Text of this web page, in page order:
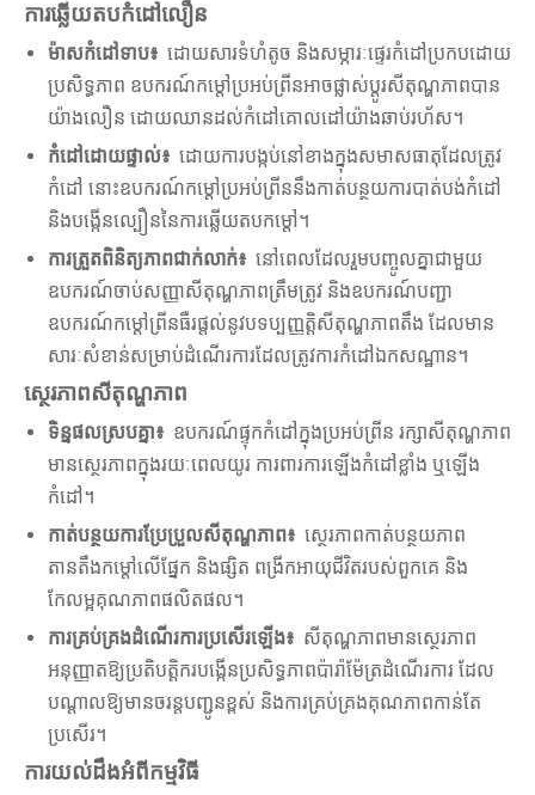
ការឆ្លើយតបកំដៅលឿន
ម៉ាសកំដៅទាប៖ ដោយសារទំហំតូច និងសម្ភារៈផ្ទេរកំដៅប្រកបដោយ
ប្រសិទ្ធភាព ឧបករណ៍កម្តៅប្រអប់ព្រីនអាចផ្លាស់ប្តូរសីតុណ្ហភាពបាន
យ៉ាងលឿន ដោយឈានដល់កំដៅគោលដៅយ៉ាងឆាប់រហ័ស។
កំដៅដោយផ្ទាល់៖ ដោយការបង្កប់នៅខាងក្នុងសមាសធាតុដែលត្រូវ
កំដៅ នោះឧបករណ៍កម្តៅប្រអប់ព្រីននឹងកាត់បន្ថយការបាត់បង់កំដៅ
និងបង្កើនល្បឿននៃការឆ្លើយតបកម្ដៅ។
ការត្រួតពិនិត្យភាពជាក់លាក់៖ នៅពេលដែលរួមបញ្ចូលគ្នាជាមួយ
ឧបករណ៍ចាប់សញ្ញាសីតុណ្ហភាពត្រឹមត្រូវ និងឧបករណ៍បញ្ជា
ឧបករណ៍កម្តៅព្រីនធឺរផ្តល់នូវបទប្បញ្ញត្តិសីតុណ្ហភាពតឹង ដែលមាន
សារៈសំខាន់សម្រាប់ដំណើរការដែលត្រូវការកំដៅឯកសណ្ឋាន។
ស្ថេរភាពសីតុណ្ហភាព
ទិន្នផលស្របគ្នា៖ ឧបករណ៍ផ្ទុកកំដៅក្នុងប្រអប់ព្រីន រក្សាសីតុណ្ហភាព
មានស្ថេរភាពក្នុងរយៈពេលយូរ ការពារការឡើងកំដៅខ្លាំង ឬឡើង
កំដៅ។
កាត់បន្ថយការប្រែប្រួលសីតុណ្ហភាព៖ ស្ថេរភាពកាត់បន្ថយភាព
តានតឹងកម្ដៅលើផ្នែក និងផ្សិត ពង្រីកអាយុជីវិតរបស់ពួកគេ និង
កែលម្អគុណភាពផលិតផល។
ការគ្រប់គ្រងដំណើរការប្រសើរឡើង៖ សីតុណ្ហភាពមានស្ថេរភាព
អនុញ្ញាតឱ្យប្រតិបត្តិករបង្កើនប្រសិទ្ធភាពប៉ារ៉ាម៉ែត្រដំណើរការ ដែល
បណ្តាលឱ្យមានចរន្តបញ្ជូនខ្ពស់ និងការគ្រប់គ្រងគុណភាពកាន់តែ
ប្រសើរ។
ការយល់ដឹងអំពីកម្មវិធី